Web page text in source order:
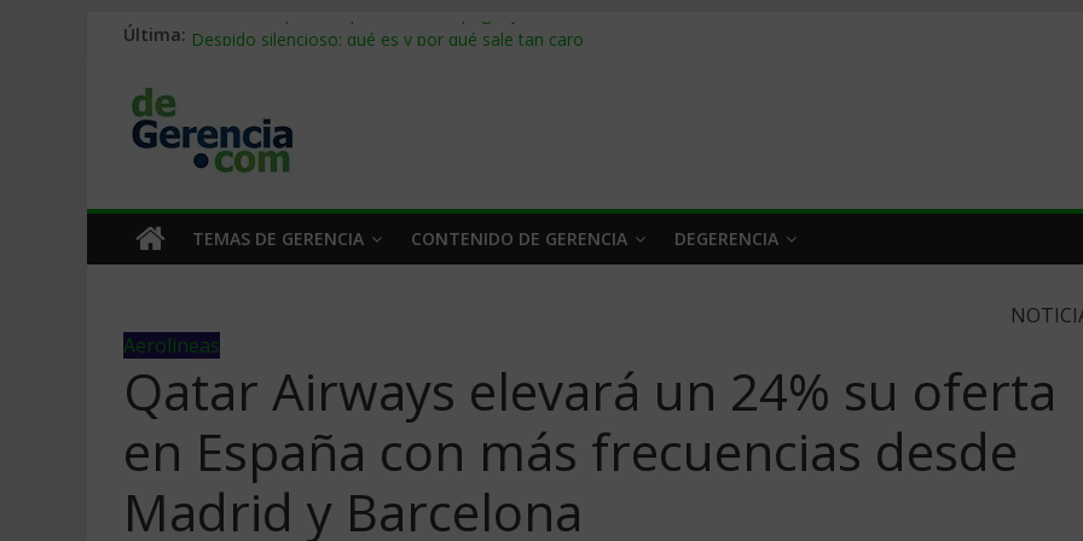
Última: Stablecoins para empresas: cómo pagar y cobrar en 2026
Trabajo forzoso en la cadena de suministro: qué hacer
Mercado hispano de EE. UU.: cómo segmentarlo y venderle
TEMAS DE GERENCIA CONTENIDO DE GERENCIA DEGERENCIA
Aerolineas
Qatar Airways elevará un 24% su oferta
en España con más frecuencias desde
Madrid y Barcelona